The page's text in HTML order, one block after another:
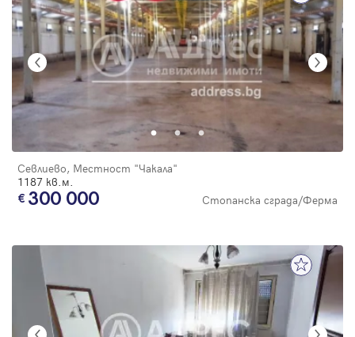
Севлиево, Местност "Чакала"
1187 кв.м.
300 000 Стопанска сграда/Ферма